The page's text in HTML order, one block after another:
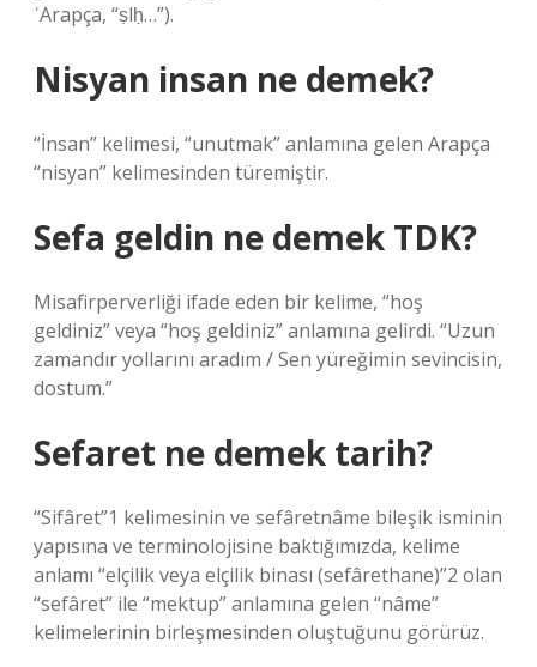
ʿArapça, “ṣlḥ…”).
Nisyan insan ne demek?
“İnsan” kelimesi, “unutmak” anlamına gelen Arapça
“nisyan” kelimesinden türemiştir.
Sefa geldin ne demek TDK?
Misafirperverliği ifade eden bir kelime, “hoş
geldiniz” veya “hoş geldiniz” anlamına gelirdi. “Uzun
zamandır yollarını aradım / Sen yüreğimin sevincisin,
dostum.”
Sefaret ne demek tarih?
“Sifâret”1 kelimesinin ve sefâretnâme bileşik isminin
yapısına ve terminolojisine baktığımızda, kelime
anlamı “elçilik veya elçilik binası (sefârethane)”2 olan
“sefâret” ile “mektup” anlamına gelen “nâme”
kelimelerinin birleşmesinden oluştuğunu görürüz.